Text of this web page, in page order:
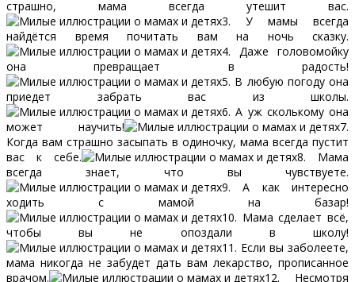
страшно, мама всегда утешит вас.
3. У мамы всегда
найдётся время почитать вам на ночь сказку.
4. Даже головомойку
она превращает в радость!
5. В любую погоду она
приедет забрать вас из школы.
6. А уж сколькому она
может научить!
7.
Когда вам страшно засыпать в одиночку, мама всегда пустит
вас к себе.
8. Мама
всегда знает, что вы чувствуете.
9. А как интересно
ходить с мамой на базар!
10. Мама сделает всё,
чтобы вы не опоздали в школу!
11. Если вы заболеете,
мама никогда не забудет дать вам лекарство, прописанное
врачом.
12. Несмотря